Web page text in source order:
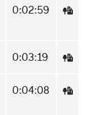
0:02:59
0:03:19
0:04:08